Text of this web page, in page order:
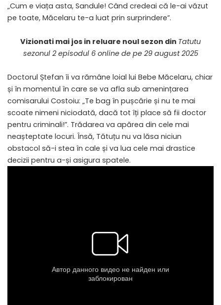
„Cum e viața asta, Sandule! Când credeai că le-ai văzut
pe toate, Măcelaru te-a luat prin surprindere”.
Vizionati mai jos in reluare noul sezon din Tatutu
sezonul 2 episodul 6 online de pe 29 august 2025
Doctorul Ștefan îi va rămâne loial lui Bebe Măcelaru, chiar
și în momentul în care se va afla sub amenințarea
comisarului Costoiu: „Te bag în pușcărie și nu te mai
scoate nimeni niciodată, dacă tot îți place să fii doctor
pentru criminali!”. Trădarea va apărea din cele mai
neașteptate locuri. Însă, Tătuțu nu va lăsa niciun
obstacol să-i stea în cale și va lua cele mai drastice
decizii pentru a-și asigura spatele.